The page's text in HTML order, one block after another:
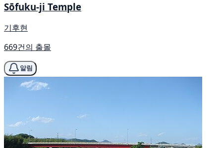
Sōfuku-ji Temple
기후현
669건의 출몰
알림